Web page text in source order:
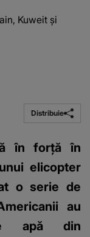
Kuweit și
Distribuie
în forță în
elicopter
o serie de
au
apă din